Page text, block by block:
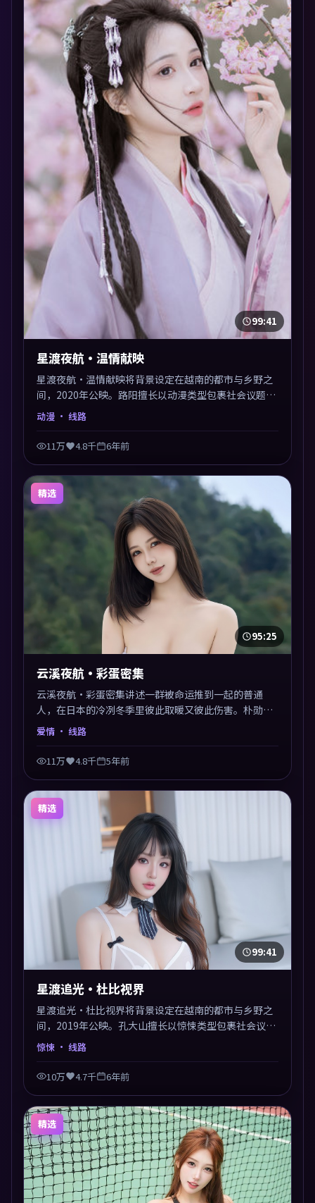
99:41
星渡夜航·温情献映
星渡夜航·温情献映将背景设定在越南的都市与乡野之
间，2020年公映。路阳擅长以动漫类型包裹社会议题，
节奏张弛有度，留白处耐人寻味。剪辑利落，悬念钩子
分布均匀，适合一口气看完。
动漫 · 线路
11万 4.8千 6年前
精选
95:25
云溪夜航·彩蛋密集
云溪夜航·彩蛋密集讲述一群被命运推到一起的普通
人，在日本的冷冽冬季里彼此取暖又彼此伤害。朴勋政
以爱情类型外壳探讨信任与背叛，映后讨论度颇高。片
爱情 · 线路
11万 4.8千 5年前
精选
99:41
星渡追光·杜比视界
星渡追光·杜比视界将背景设定在越南的都市与乡野之
间，2019年公映。孔大山擅长以惊悚类型包裹社会议
题，节奏张弛有度，留白处耐人寻味。剪辑利落，悬念
钩子分布均匀，适合一口气看完。
惊悚 · 线路
10万 4.7千 6年前
精选